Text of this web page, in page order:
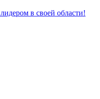
в своей области!